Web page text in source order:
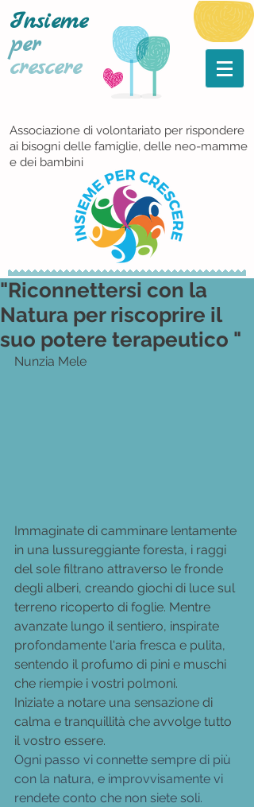
Insieme
per
crescere
Associazione di volontariato per rispondere
ai bisogni delle famiglie, delle neo-mamme
e dei bambini
"Riconnettersi con la
Natura per riscoprire il
suo potere terapeutico "
Nunzia Mele
Immaginate di camminare lentamente
in una lussureggiante foresta, i raggi
del sole filtrano attraverso le fronde
degli alberi, creando giochi di luce sul
terreno ricoperto di foglie. Mentre
avanzate lungo il sentiero, inspirate
profondamente l'aria fresca e pulita,
sentendo il profumo di pini e muschi
che riempie i vostri polmoni.
Iniziate a notare una sensazione di
calma e tranquillità che avvolge tutto
il vostro essere.
Ogni passo vi connette sempre di più
con la natura, e improvvisamente vi
rendete conto che non siete soli.